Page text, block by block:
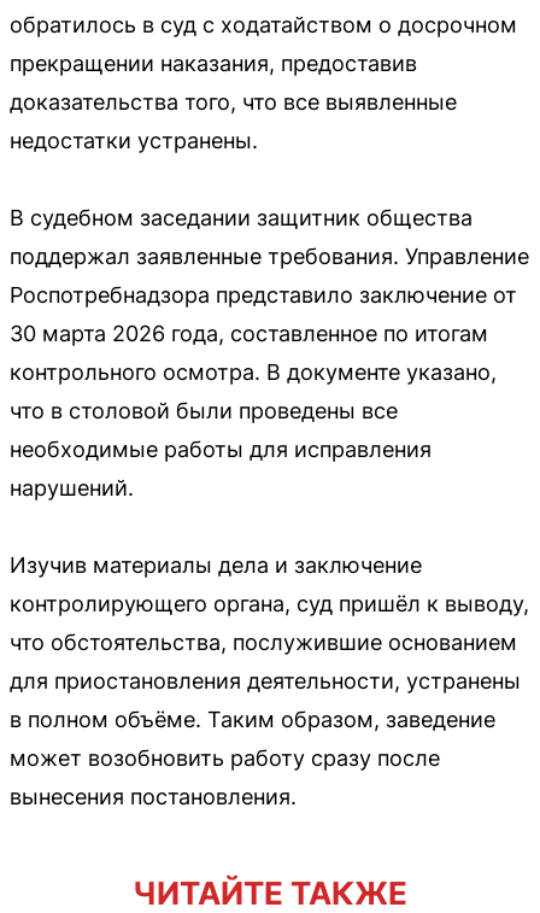
обратилось в суд с ходатайством о досрочном
прекращении наказания, предоставив
доказательства того, что все выявленные
недостатки устранены.
В судебном заседании защитник общества
поддержал заявленные требования. Управление
Роспотребнадзора представило заключение от
30 марта 2026 года, составленное по итогам
контрольного осмотра. В документе указано,
что в столовой были проведены все
необходимые работы для исправления
нарушений.
Изучив материалы дела и заключение
контролирующего органа, суд пришёл к выводу,
что обстоятельства, послужившие основанием
для приостановления деятельности, устранены
в полном объёме. Таким образом, заведение
может возобновить работу сразу после
вынесения постановления.
ЧИТАЙТЕ ТАКЖЕ